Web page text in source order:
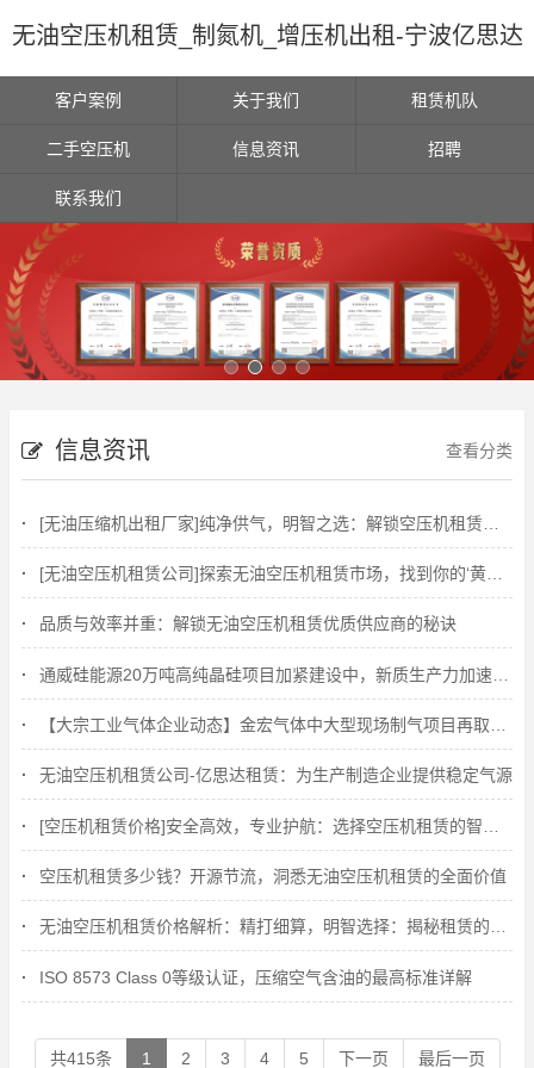
无油空压机租赁_制氮机_增压机出租-宁波亿思达
客户案例 关于我们 租赁机队
二手空压机 信息资讯 招聘
联系我们
信息资讯 查看分类
[无油压缩机出租厂家]纯净供气，明智之选：解锁空压机租赁最优解
[无油空压机租赁公司]探索无油空压机租赁市场，找到你的‘黄金搭档
品质与效率并重：解锁无油空压机租赁优质供应商的秘诀
通威硅能源20万吨高纯晶硅项目加紧建设中，新质生产力加速提升
【大宗工业气体企业动态】金宏气体中大型现场制气项目再取新突破
无油空压机租赁公司-亿思达租赁：为生产制造企业提供稳定气源
[空压机租赁价格]安全高效，专业护航：选择空压机租赁的智慧考量
空压机租赁多少钱？开源节流，洞悉无油空压机租赁的全面价值
无油空压机租赁价格解析：精打细算，明智选择：揭秘租赁的经济账
ISO 8573 Class 0等级认证，压缩空气含油的最高标准详解
共415条 1 2 3 4 5 下一页 最后一页